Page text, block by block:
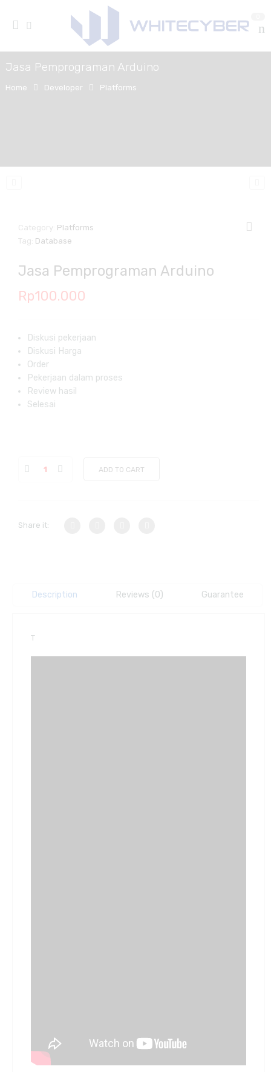
Jasa Pemprograman Arduino
Home Developer Platforms
Category: Platforms
Tag: Database
Jasa Pemprograman Arduino
Rp100.000
Diskusi pekerjaan
Diskusi Harga
Order
Pekerjaan dalam proses
Review hasil
Selesai
ADD TO CART
Share it:
Description Reviews (0) Guarantee
T